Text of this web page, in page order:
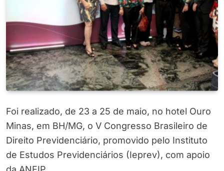
Foi realizado, de 23 a 25 de maio, no hotel Ouro
Minas, em BH/MG, o V Congresso Brasileiro de
Direito Previdenciário, promovido pelo Instituto
de Estudos Previdenciários (Ieprev), com apoio